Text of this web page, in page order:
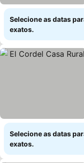
Selecione as datas
exatos.
Selecione as datas
exatos.